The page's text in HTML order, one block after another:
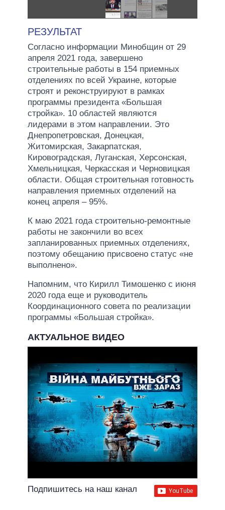
РЕЗУЛЬТАТ
Согласно информации Минобщин от 29
апреля 2021 года, завершено
строительные работы в 154 приемных
отделениях по всей Украине, которые
строят и реконструируют в рамках
программы президента «Большая
стройка». 10 областей являются
лидерами в этом направлении. Это
Днепропетровская, Донецкая,
Житомирская, Закарпатская,
Кировоградская, Луганская, Херсонская,
Хмельницкая, Черкасская и Черновицкая
области. Общая строительная готовность
направления приемных отделений на
конец апреля – 95%.
К маю 2021 года строительно-ремонтные
работы не закончили во всех
запланированных приемных отделениях,
поэтому обещанию присвоено статус «не
выполнено».
Напомним, что Кирилл Тимошенко с июня
2020 года еще и руководитель
Координационного совета по реализации
программы «Большая стройка».
АКТУАЛЬНОЕ ВИДЕО
Подпишитесь на наш канал